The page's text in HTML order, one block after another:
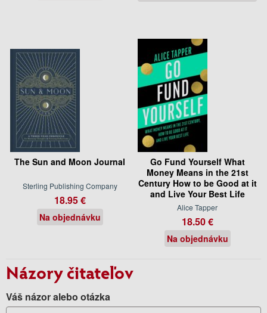
The Sun and Moon Journal
Sterling Publishing Company
18.95 €
Na objednávku
Go Fund Yourself What
Money Means in the 21st
Century How to be Good at it
and Live Your Best Life
Alice Tapper
18.50 €
Na objednávku
Názory čitateľov
Váš názor alebo otázka